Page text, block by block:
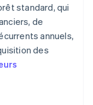
standard, qui
de
annuels,
des